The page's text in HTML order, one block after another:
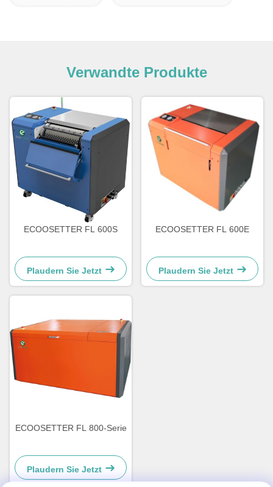
Verwandte Produkte
ECOOSETTER FL 600S
Plaudern Sie Jetzt
ECOOSETTER FL 600E
Plaudern Sie Jetzt
ECOOSETTER FL 800-Serie
Plaudern Sie Jetzt